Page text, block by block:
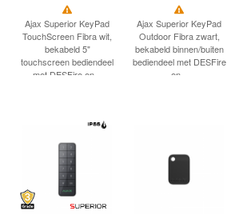
Ajax Superior KeyPad
TouchScreen Fibra wit,
bekabeld 5"
touchscreen bediendeel
met DESFire en...
Ajax Superior KeyPad
Outdoor Fibra zwart,
bekabeld binnen/buiten
bediendeel met DESFire
en...